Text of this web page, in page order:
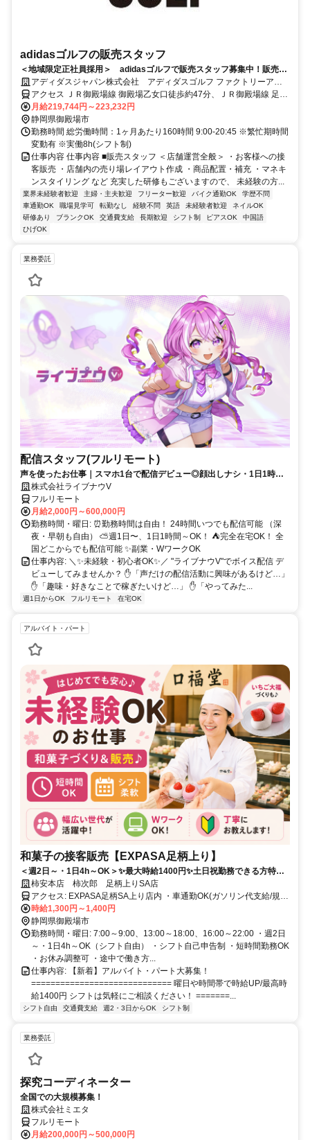
adidasゴルフの販売スタッフ
＜地域限定正社員採用＞ adidasゴルフで販売スタッフ募集中！販売未
経験の方もOK！販売ノルマなし！
アディダスジャパン株式会社 アディダスゴルフ ファクトリーアウ
トレット 御殿場
アクセス ＪＲ御殿場線 御殿場乙女口徒歩約47分、ＪＲ御殿場線 足柄
（静岡県）徒歩約59分、ＪＲ御殿場線 南御殿場徒歩約71分
月給219,744円～223,232円
静岡県御殿場市
勤務時間 総労働時間：1ヶ月あたり160時間 9:00-20:45 ※繁忙期時間
変動有 ※実働8h(シフト制)
仕事内容 仕事内容 ■販売スタッフ ＜店舗運営全般＞ ・お客様への接
客販売 ・店舗内の売り場レイアウト作成 ・商品配置・補充 ・マネキ
ンスタイリング など 充実した研修もございますので、 未経験の方...
業界未経験者歓迎 主婦・主夫歓迎 フリーター歓迎 バイク通勤OK
学歴不問
車通勤OK
職場見学可 転勤なし 経験不問 英語 未経験者歓迎
ネイルOK
研修あり
ブランクOK 交通費支給 長期歓迎 シフト制 ピアスOK
中国語
ひげOK
業務委託
配信スタッフ(フルリモート)
声を使ったお仕事｜スマホ1台で配信デビュー◎顔出しナシ・1日1時間
～OK♪
株式会社ライブナウV
フルリモート
月給2,000円～600,000円
勤務時間・曜日: ⏰勤務時間は自由！ 24時間いつでも配信可能 （深
夜・早朝も自由） ⛅週1日〜、1日1時間～OK！ ⛺完全在宅OK！ 全
国どこからでも配信可能 ✨副業・WワークOK
仕事内容: ＼✨未経験・初心者OK✨／ "ライブナウV"でボイス配信 デ
ビューしてみませんか？ ✋「声だけの配信活動に興味があるけど…」
✋「趣味・好きなことで稼ぎたいけど…」 ✋「やってみた...
週1日からOK フルリモート 在宅OK
アルバイト・パート
和菓子の接客販売【EXPASA足柄上り】
＜週2日～・1日4h～OK＞✨最大時給1400円✨土日祝勤務できる方特に
歓迎✨扶養内・短時間OK✨フリーター歓迎！老舗「柿安」の和菓子ブラ
ンド「口福堂」
柿安本店 柿次郎 足柄上りSA店
アクセス: EXPASA足柄SA上り店内 ・車通勤OK(ガソリン代支給/規
定) ・自転車通勤OK(自転車通勤手当支給/規定)
時給1,300円～1,400円
静岡県御殿場市
勤務時間・曜日: 7:00～9:00、13:00～18:00、16:00～22:00 ・週2日
～・1日4h～OK（シフト自由） ・シフト自己申告制 ・短時間勤務OK
・お休み調整可 ・途中で働き方...
仕事内容: 【新着】アルバイト・パート大募集！
============================= 曜日や時間帯で時給UP/最高時
給1400円 シフトは気軽にご相談ください！ =======...
シフト自由 交通費支給 週2・3日からOK シフト制
業務委託
探究コーディネーター
全国での大規模募集！
株式会社ミエタ
フルリモート
月給200,000円～500,000円